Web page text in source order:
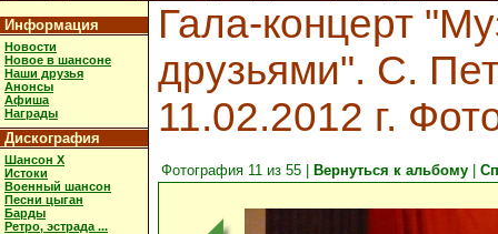
Информация
Новости
Новое в шансоне
Наши друзья
Анонсы
Афиша
Награды
Дискография
Шансон X
Истоки
Военный шансон
Песни цыган
Барды
Ретро, эстрада ...
Гала-концерт
друзьями". С.
11.02.2012 г.
Фотография 11 из 55 | Вернуться к альбому